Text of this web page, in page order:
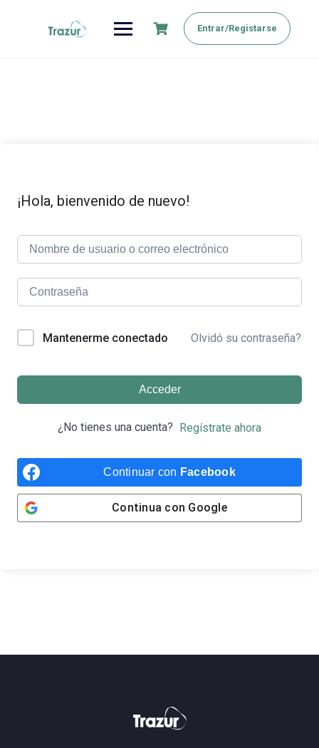
Entrar/Registarse
¡Hola, bienvenido de nuevo!
Mantenerme conectado Olvidó su contraseña?
Acceder
¿No tienes una cuenta? Regístrate ahora
Continuar con Facebook
Continua con Google